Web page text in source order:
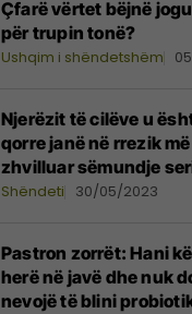
Çfarë vërtet bëjnë
për trupin tonë?
Ushqim i shëndetshëm
Njerëzit të cilëve u
qorre janë në rrezik
zhvilluar sëmundje
Shëndeti 30/05/2023
Pastron zorrët: Hani
herë në javë dhe nuk
nevojë të blini